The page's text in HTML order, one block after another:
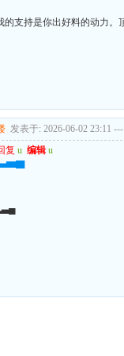
的支持是你出好料的动力
发表于: 2026-06-02 23:11 ---
复 u 编辑 u